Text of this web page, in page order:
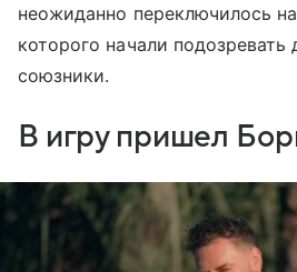
неожиданно переключилось на
которого начали
союзники.
В игру пришел